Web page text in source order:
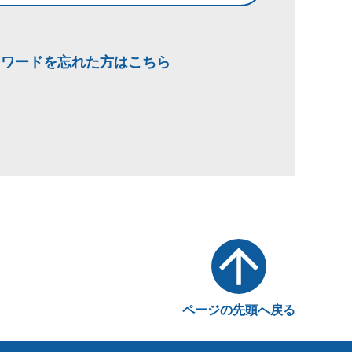
ードを忘れた方はこちら
ページの先頭へ戻る